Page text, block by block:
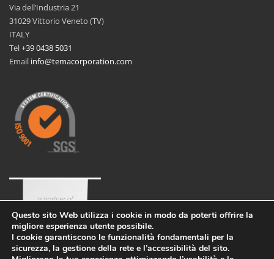
Via dell’Industria 21
31029 Vittorio Veneto (TV)
ITALY
Tel+39 0438 5031
Email info@temacorporation.com
Questo sito Web utilizza i cookie in modo da poterti offrire la
migliore esperienza utente possibile.
I cookie garantiscono le funzionalità fondamentali per la
sicurezza, la gestione della rete e l’accessibilità del sito.